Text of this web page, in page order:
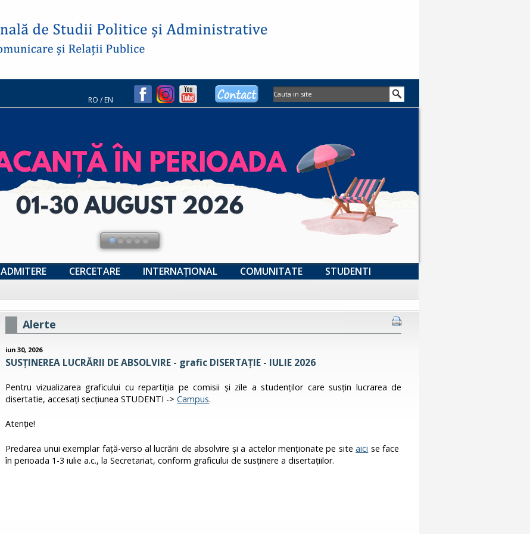
RO /EN
ADMITERE CERCETARE INTERNAȚIONAL COMUNITATE STUDENTI
Alerte
iun 30, 2026
SUSȚINEREA LUCRĂRII DE ABSOLVIRE - grafic DISERTAŢIE - IULIE 2026
Pentru vizualizarea graficului cu repartiţia pe comisii şi zile a studenţilor care susţin lucrarea de
disertatie, accesați secțiunea STUDENTI ->Campus.
Atenţie!
Predarea unui exemplar faţă-verso al lucrării de absolvire şi a actelor menţionate pe siteaici se face
în perioada 1-3 iulie a.c., la Secretariat, conform graficului de susţinere a disertaţiilor.